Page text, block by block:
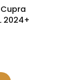
2024+